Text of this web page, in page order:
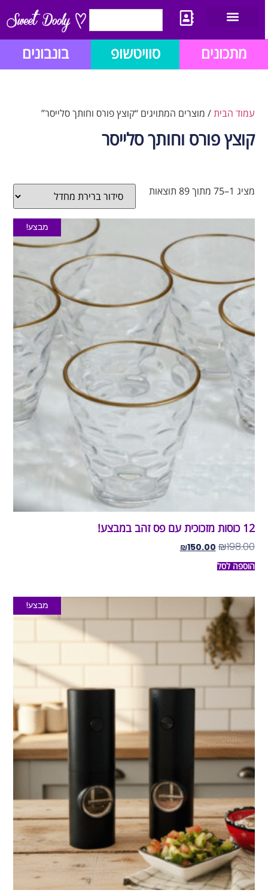
מתכונים סוויטשופ בונבונים
עמוד הבית/ מוצרים המתויגים “קוצץ פורס וחותך סלייסר”
קוצץ פורס וחותך סלייסר
מציג 1–75 מתוך 89 תוצאות
מבצע!
12 כוסות מזכוכית עם פס זהב במבצע!
₪198.00
₪150.00
הוספה לסל
מבצע!